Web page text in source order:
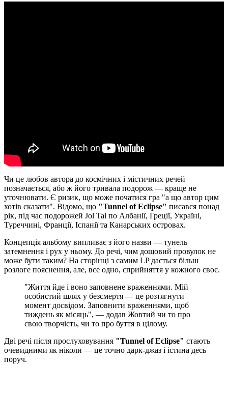
Чи це любов автора до космічних і містичних речей
позначається, або ж його тривала подорож — краще не
уточнювати. Є ризик, що може початися гра "а що автор цим
хотів сказати". Відомо, що "Tunnel of Eclipse" писався понад
рік, під час подорожей Jol Tai по Албанії, Греції, Україні,
Туреччині, Франції, Іспанії та Канарських островах.
Концепція альбому випливає з його назви — тунель
затемнення і рух у ньому. До речі, чим дощовий провулок не
може бути таким? На сторінці з самим LP дається більш
розлоге пояснення, але, все одно, сприйняття у кожного своє.
"Життя йде і воно заповнене враженнями. Мій
особистий шлях у безсмертя — це розтягнути
момент досвідом. Заповнити враженнями, щоб
тиждень як місяць", — додав Жовтий чи то про
свою творчість, чи то про буття в цілому.
Дві речі після прослуховування "Tunnel of Eclipse" стають
очевидними як ніколи — це точно дарк-джаз і істина десь
поруч.